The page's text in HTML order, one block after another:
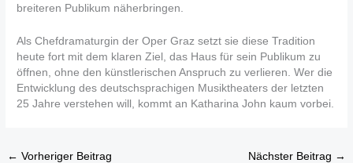
breiteren Publikum näherbringen.
Als Chefdramaturgin der Oper Graz setzt sie diese Tradition
heute fort mit dem klaren Ziel, das Haus für sein Publikum zu
öffnen, ohne den künstlerischen Anspruch zu verlieren. Wer die
Entwicklung des deutschsprachigen Musiktheaters der letzten
25 Jahre verstehen will, kommt an Katharina John kaum vorbei.
← Vorheriger Beitrag Nächster Beitrag →